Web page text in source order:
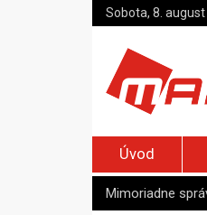
Sobota, 8.
Úvod
Mimoriadne